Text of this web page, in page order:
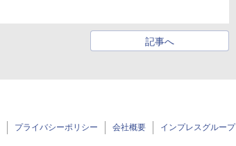
記事へ
プライバシーポリシー 会社概要 インプレスグループ